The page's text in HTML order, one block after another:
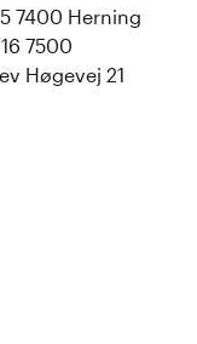
7400 Herning
7500
Høgevej 21